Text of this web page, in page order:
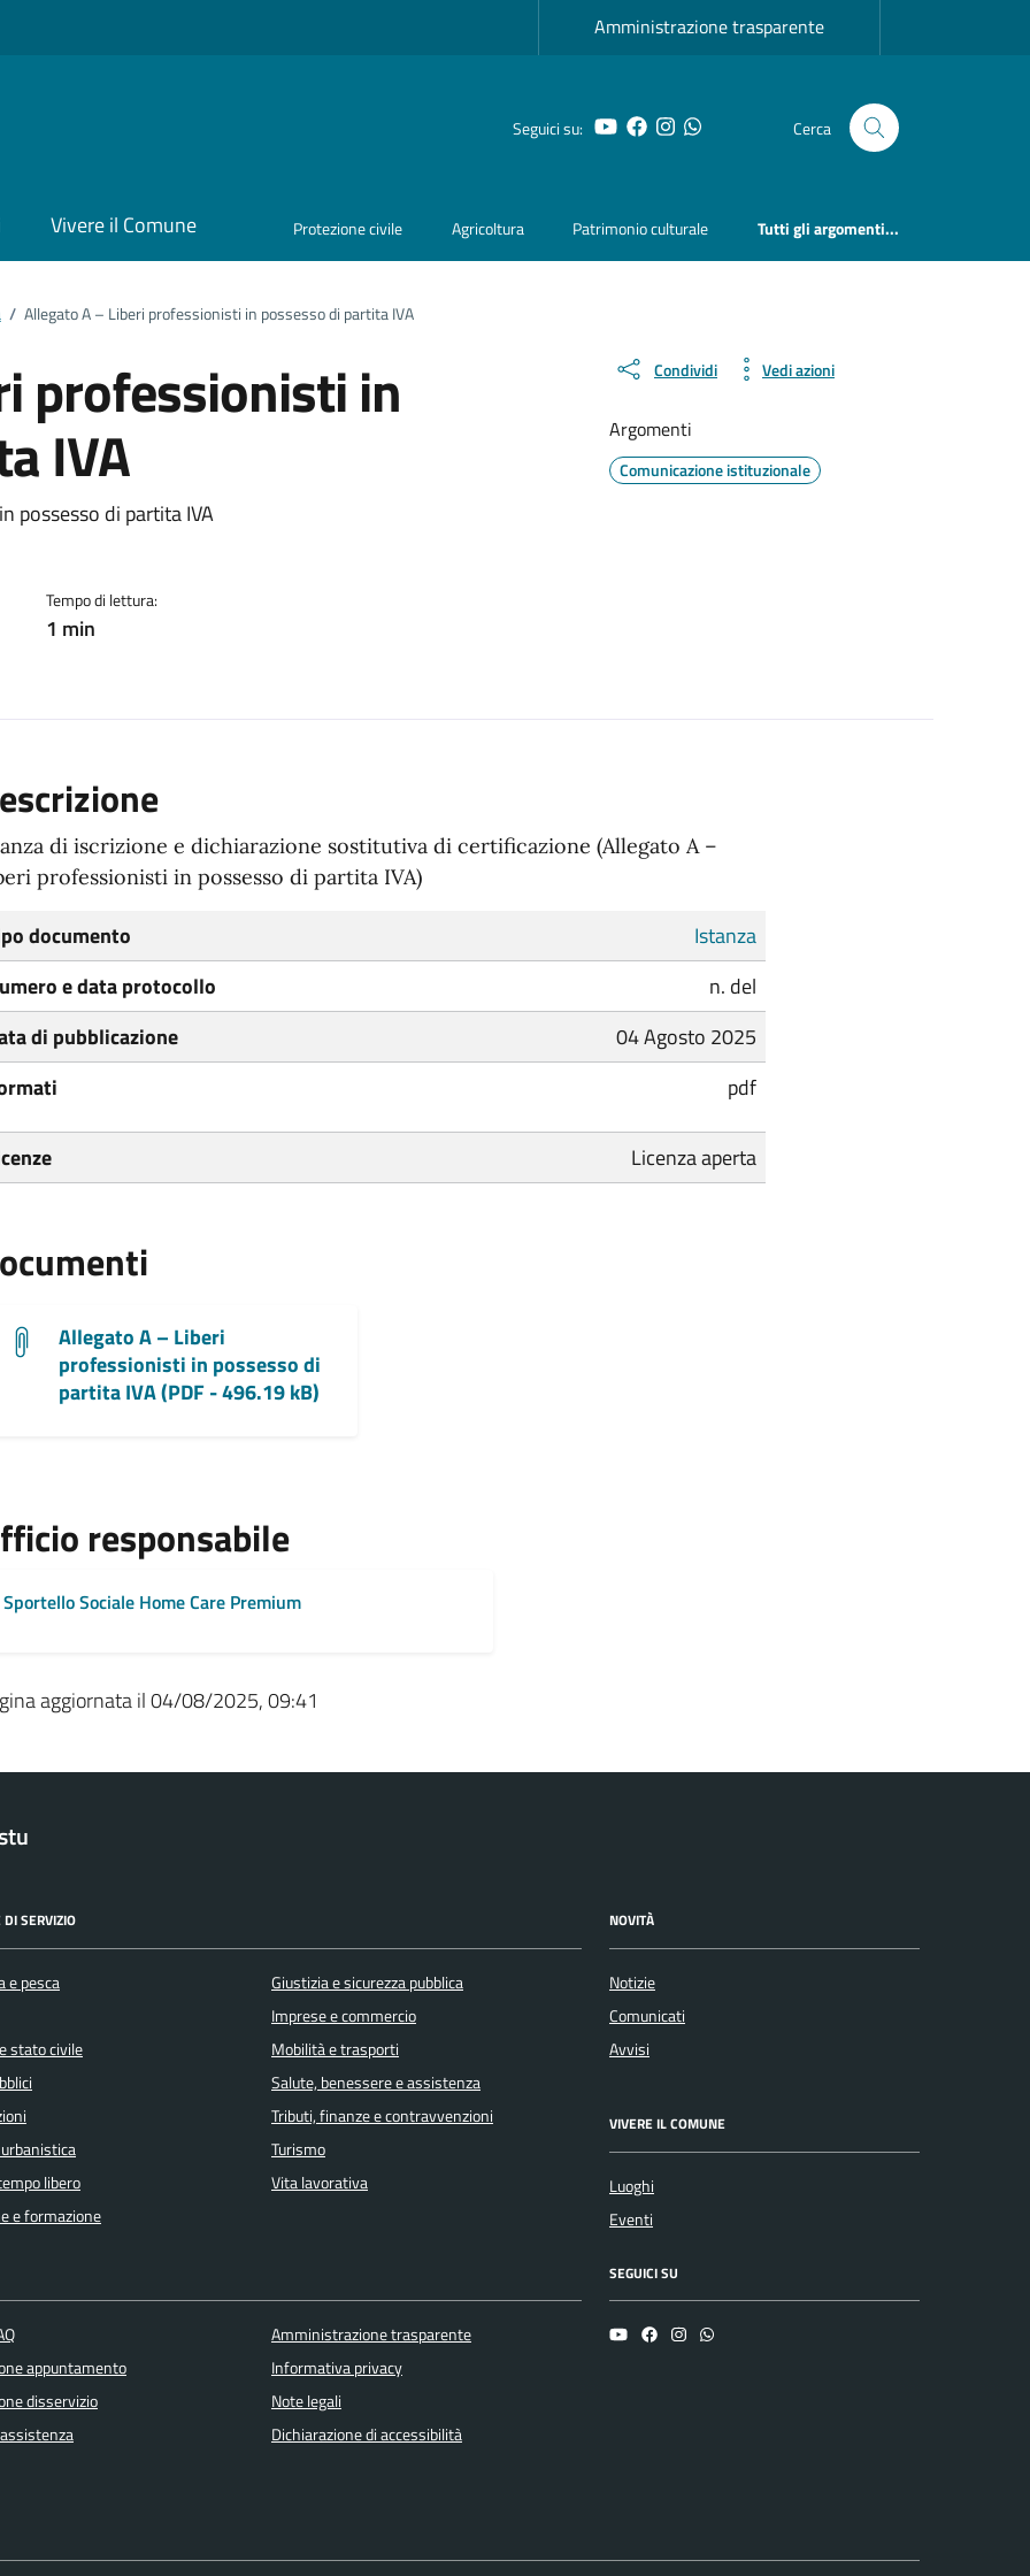
Amministrazione trasparente
Seguici su: YouTube
Facebook
Instagram
Whatsapp Cerca
Vivere il Comune Protezione civile Agricoltura Patrimonio culturale Tutti gli argomenti...
/ Allegato A – Liberi professionisti in possesso di partita IVA
professionisti in
IVA
possesso di partita IVA
Tempo di lettura:
1 min
Condividi Vedi azioni
Argomenti
Comunicazione istituzionale
di iscrizione e dichiarazione sostitutiva di certificazione (Allegato A –
professionisti in possesso di partita IVA)
documento
Istanza
e data protocollo
n. del
di pubblicazione
04 Agosto 2025
pdf
Licenza aperta
Allegato A – Liberi
professionisti in possesso di
partita IVA (PDF - 496.19 kB)
responsabile
Sportello Sociale Home Care Premium
aggiornata il 04/08/2025, 09:41
DI SERVIZIO
e pesca
stato civile
libero
e formazione
Giustizia e sicurezza pubblica
Imprese e commercio
Mobilità e trasporti
Salute, benessere e assistenza
Tributi, finanze e contravvenzioni
Turismo
Vita lavorativa
NOVITÀ
Notizie
Comunicati
Avvisi
VIVERE IL COMUNE
Luoghi
Eventi
appuntamento
disservizio
Amministrazione trasparente
Informativa privacy
Note legali
Dichiarazione di accessibilità
SEGUICI SU
YouTubeFacebookInstagramWhatsapp